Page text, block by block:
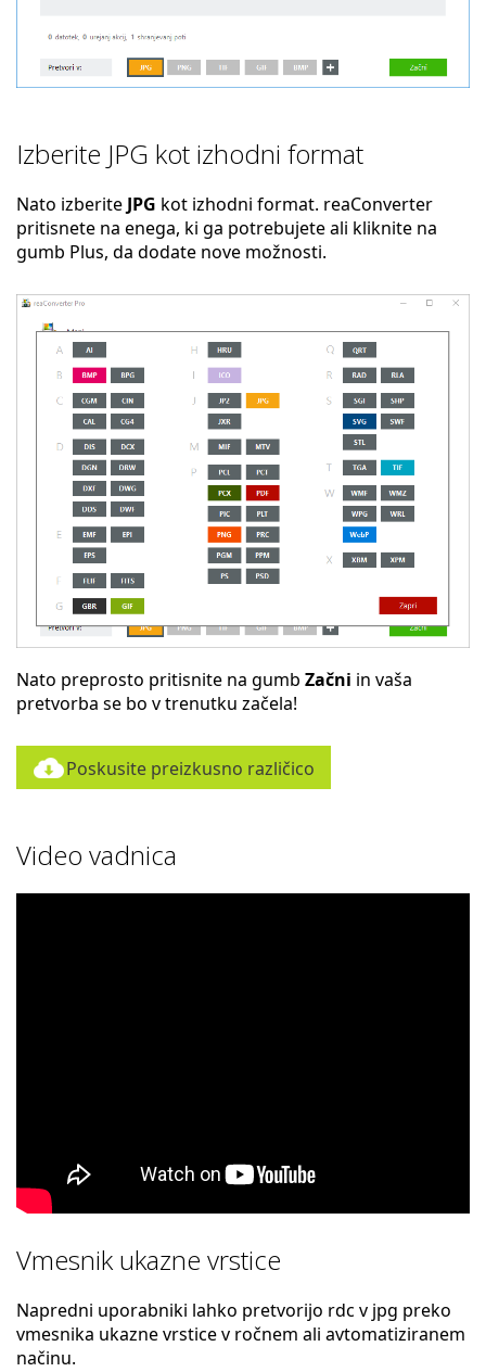
Izberite JPG kot izhodni format
Nato izberite JPG kot izhodni format. reaConverter
pritisnete na enega, ki ga potrebujete ali kliknite na
gumb Plus, da dodate nove možnosti.
Nato preprosto pritisnite na gumb Začni in vaša
pretvorba se bo v trenutku začela!
Poskusite preizkusno različico
Video vadnica
Vmesnik ukazne vrstice
Napredni uporabniki lahko pretvorijo rdc v jpg preko
vmesnika ukazne vrstice v ročnem ali avtomatiziranem
načinu.